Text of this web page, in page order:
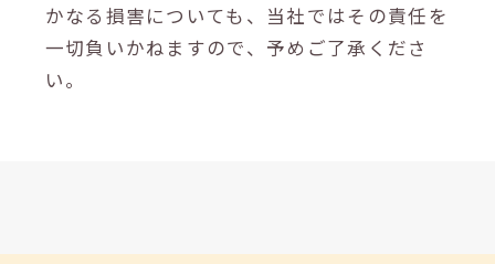
かなる損害についても、当社ではその責任を
一切負いかねますので、予めご了承くださ
い。